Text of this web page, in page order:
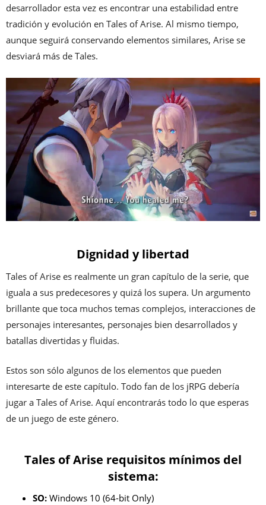
desarrollador esta vez es encontrar una estabilidad entre
tradición y evolución en Tales of Arise. Al mismo tiempo,
aunque seguirá conservando elementos similares, Arise se
desviará más de Tales.
Dignidad y libertad
Tales of Arise es realmente un gran capítulo de la serie, que
iguala a sus predecesores y quizá los supera. Un argumento
brillante que toca muchos temas complejos, interacciones de
personajes interesantes, personajes bien desarrollados y
batallas divertidas y fluidas.
Estos son sólo algunos de los elementos que pueden
interesarte de este capítulo. Todo fan de los jRPG debería
jugar a Tales of Arise. Aquí encontrarás todo lo que esperas
de un juego de este género.
Tales of Arise requisitos mínimos del
sistema:
SO: Windows 10 (64-bit Only)